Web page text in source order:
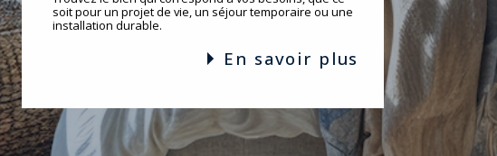
Trouvez le bien qui correspond à vos besoins, que ce
soit pour un projet de vie, un séjour temporaire ou une
en savoir plus